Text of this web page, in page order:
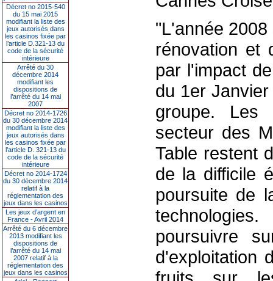
Décret no 2015-540
du 15 mai 2015
modifiant la liste des
jeux autorisés dans
les casinos fixée par
l’article D.321-13 du
code de la sécurité
intérieure
Arrêté du 30
décembre 2014
modifiant les
dispositions de
l’arrêté du 14 mai
2007
Décret no 2014-1726
du 30 décembre 2014
modifiant la liste des
jeux autorisés dans
les casinos fixée par
l’article D. 321-13 du
code de la sécurité
intérieure
Décret no 2014-1724
du 30 décembre 2014
relatif à la
réglementation des
jeux dans les casinos
Les jeux d’argent en
France - Avril 2014
Arrêté du 6 décembre
2013 modifiant les
dispositions de
l’arrêté du 14 mai
2007 relatif à la
réglementation des
jeux dans les casinos
"L'année
rénovation et
par l'impact
du 1er
groupe. Les
secteur des
Table restent
de la difficile
poursuite de
poursuivre
d'exploitation